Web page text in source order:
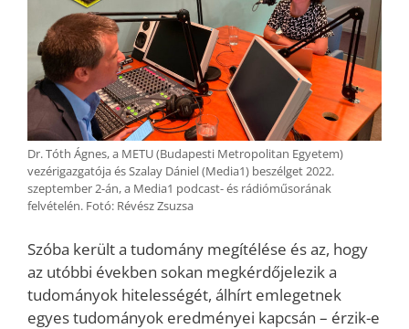
Dr. Tóth Ágnes, a METU (Budapesti Metropolitan Egyetem)
vezérigazgatója és Szalay Dániel (Media1) beszélget 2022.
szeptember 2-án, a Media1 podcast- és rádióműsorának
felvételén. Fotó: Révész Zsuzsa
Szóba került a tudomány megítélése és az, hogy
az utóbbi években sokan megkérdőjelezik a
tudományok hitelességét, álhírt emlegetnek
egyes tudományok eredményei kapcsán – érzik-e